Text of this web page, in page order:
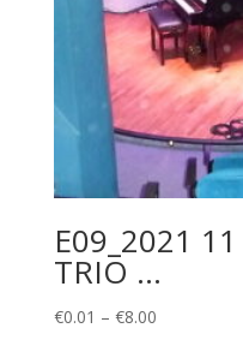
E09_2021
TRIO …
€0.01 – €8.00Price